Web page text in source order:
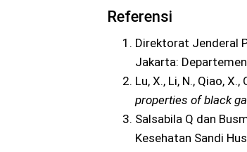
Referensi
Direktorat Jenderal
Jakarta:
Lu, X., Li, N., Qiao, X.,
properties of black
Salsabila Q dan
Kesehatan Sandi